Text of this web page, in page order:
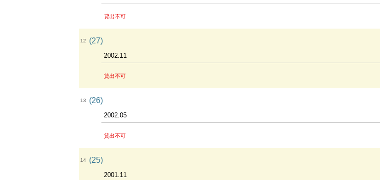
貸出不可
12 (27)
2002.11
貸出不可
13 (26)
2002.05
貸出不可
14 (25)
2001.11